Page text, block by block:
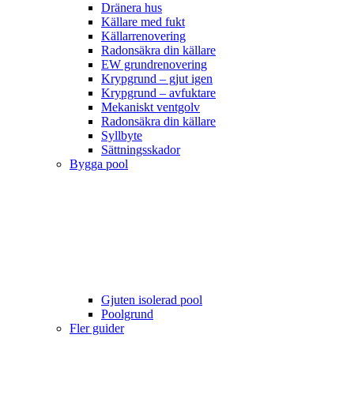
Dränera hus
Källare med fukt
Källarrenovering
Radonsäkra din källare
EW grundrenovering
Krypgrund – gjut igen
Krypgrund – avfuktare
Mekaniskt ventgolv
Radonsäkra din källare
Syllbyte
Sättningsskador
Bygga pool
Gjuten isolerad pool
Poolgrund
Fler guider